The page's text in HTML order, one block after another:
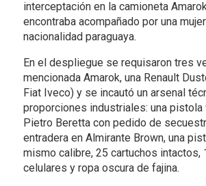
interceptación en la camioneta
encontraba acompañado por una
nacionalidad paraguaya.
En el despliegue se requisaron tres
mencionada Amarok, una Renault
Fiat Iveco) y se incautó un arsenal
proporciones industriales: una
Pietro Beretta con pedido de
entradera en Almirante Brown, una
mismo calibre, 25 cartuchos intactos,
celulares y ropa oscura de fajina.